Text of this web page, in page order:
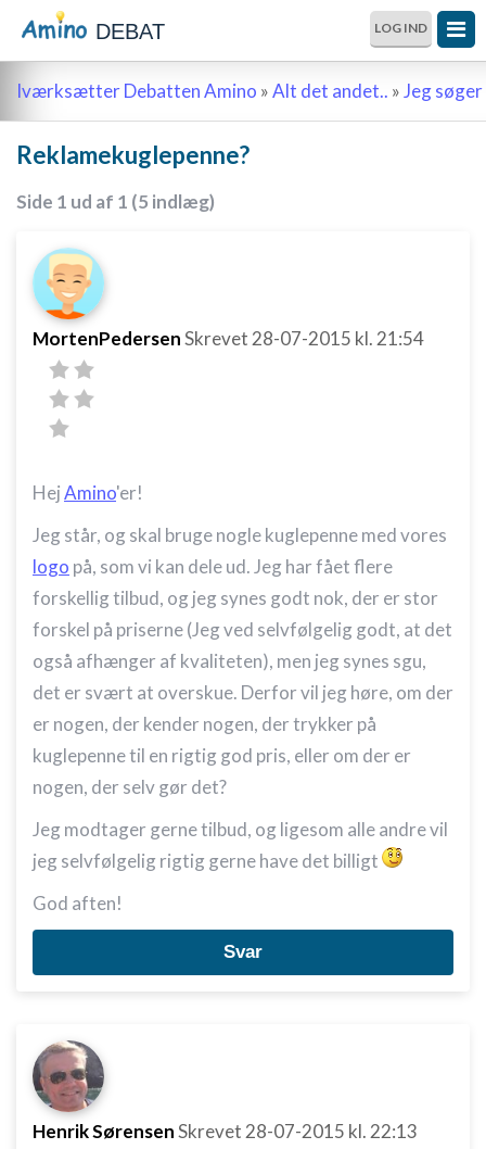
DEBAT LOG IND
Iværksætter Debatten Amino »Alt det andet.. »Jeg
Reklamekuglepenne?
Side 1 ud af 1 (5 indlæg)
MortenPedersenSkrevet 28-07-2015 kl. 21:54
HejAmino'er!
Jeg står, og skal bruge nogle kuglepenne med vores
logo på, som vi kan dele ud. Jeg har fået flere
forskellig tilbud, og jeg synes godt nok, der er stor
forskel på priserne (Jeg ved selvfølgelig godt, at det
også afhænger af kvaliteten), men jeg synes sgu,
det er svært at overskue. Derfor vil jeg høre, om der
er nogen, der kender nogen, der trykker på
kuglepenne til en rigtig god pris, eller om der er
nogen, der selv gør det?
Jeg modtager gerne tilbud, og ligesom alle andre vil
jeg selvfølgelig rigtig gerne have det billigt
God aften!
Svar
Henrik SørensenSkrevet 28-07-2015 kl. 22:13